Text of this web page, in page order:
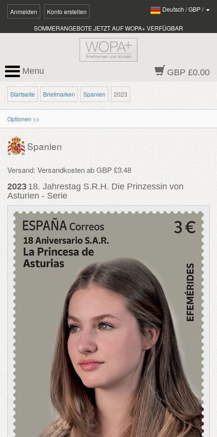
Anmelden Konto erstellen Deutsch /GBP/
SOMMERANGEBOTE JETZT AUF WOPA+ VERFÜGBAR
GBP £0.00
Menu
Startseite Briefmarken Spanien 2023
Optionen >>
Spanien
Versand: Versandkosten ab GBP £3.48
2023 18. Jahrestag S.R.H. Die Prinzessin von
Asturien - Serie